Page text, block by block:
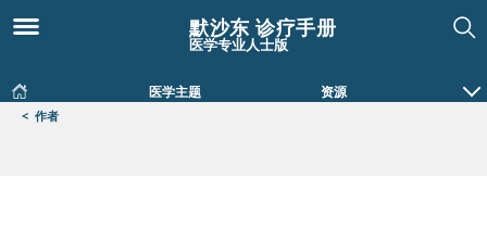
默沙东 诊疗手册
医学专业人士版
医学主题 资源
< 作者